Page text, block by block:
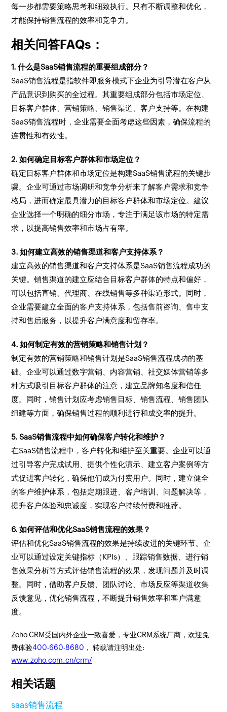
每一步都需要策略思考和细致执行。只有不断调整和优化，
才能保持销售流程的效率和竞争力。
相关问答FAQs：
1. 什么是SaaS销售流程的重要组成部分？
SaaS销售流程是指软件即服务模式下企业为引导潜在客户从
产品意识到购买的全过程。其重要组成部分包括市场定位、
目标客户群体、营销策略、销售渠道、客户支持等。在构建
SaaS销售流程时，企业需要全面考虑这些因素，确保流程的
连贯性和有效性。
2. 如何确定目标客户群体和市场定位？
确定目标客户群体和市场定位是构建SaaS销售流程的关键步
骤。企业可通过市场调研和竞争分析来了解客户需求和竞争
格局，进而确定最具潜力的目标客户群体和市场定位。建议
企业选择一个明确的细分市场，专注于满足该市场的特定需
求，以提高销售效率和市场占有率。
3. 如何建立高效的销售渠道和客户支持体系？
建立高效的销售渠道和客户支持体系是SaaS销售流程成功的
关键。销售渠道的建立应结合目标客户群体的特点和偏好，
可以包括直销、代理商、在线销售等多种渠道形式。同时，
企业需要建立全面的客户支持体系，包括售前咨询、售中支
持和售后服务，以提升客户满意度和留存率。
4. 如何制定有效的营销策略和销售计划？
制定有效的营销策略和销售计划是SaaS销售流程成功的基
础。企业可以通过数字营销、内容营销、社交媒体营销等多
种方式吸引目标客户群体的注意，建立品牌知名度和信任
度。同时，销售计划应考虑销售目标、销售流程、销售团队
组建等方面，确保销售过程的顺利进行和成交率的提升。
5. SaaS销售流程中如何确保客户转化和维护？
在SaaS销售流程中，客户转化和维护至关重要。企业可以通
过引导客户完成试用、提供个性化演示、建立客户案例等方
式促进客户转化，确保他们成为付费用户。同时，建立健全
的客户维护体系，包括定期跟进、客户培训、问题解决等，
提升客户体验和忠诚度，实现客户持续付费和推荐。
6. 如何评估和优化SaaS销售流程的效果？
评估和优化SaaS销售流程的效果是持续改进的关键环节。企
业可以通过设定关键指标（KPIs）、跟踪销售数据、进行销
售效果分析等方式评估销售流程的效果，发现问题并及时调
整。同时，借助客户反馈、团队讨论、市场反应等渠道收集
反馈意见，优化销售流程，不断提升销售效率和客户满意
度。
Zoho CRM受国内外企业一致喜爱，专业CRM系统厂商，欢迎免
费体验400-660-8680 ， 转载请注明出处:
www.zoho.com.cn/crm/
相关话题
saas销售流程